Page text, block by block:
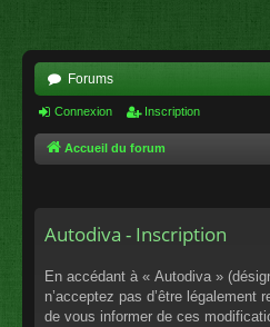
Forums
Connexion Inscription
Accueil du forum
Autodiva - Inscription
En accédant à « Autodiva »
n’acceptez pas d’être
de vous informer de ces